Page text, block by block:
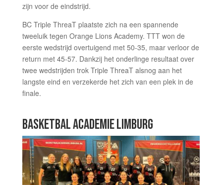
zijn voor de eindstrijd.
BC Triple ThreaT plaatste zich na een spannende
tweeluik tegen Orange Lions Academy. TTT won de
eerste wedstrijd overtuigend met 50-35, maar verloor de
return met 45-57. Dankzij het onderlinge resultaat over
twee wedstrijden trok Triple ThreaT alsnog aan het
langste eind en verzekerde het zich van een plek in de
finale.
BASKETBAL ACADEMIE LIMBURG